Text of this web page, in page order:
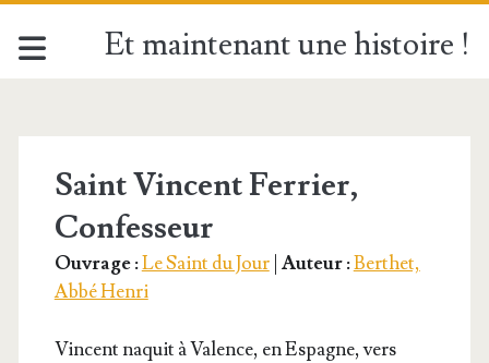
Et maintenant une histoire !
<span>Saint
Vincent
Ferrier</span>
Saint Vincent Ferrier,
Confesseur
Ouvrage :Le Saint du Jour| Auteur :Berthet,
Abbé Henri
Vincent naquit à Valence, en Espagne, vers